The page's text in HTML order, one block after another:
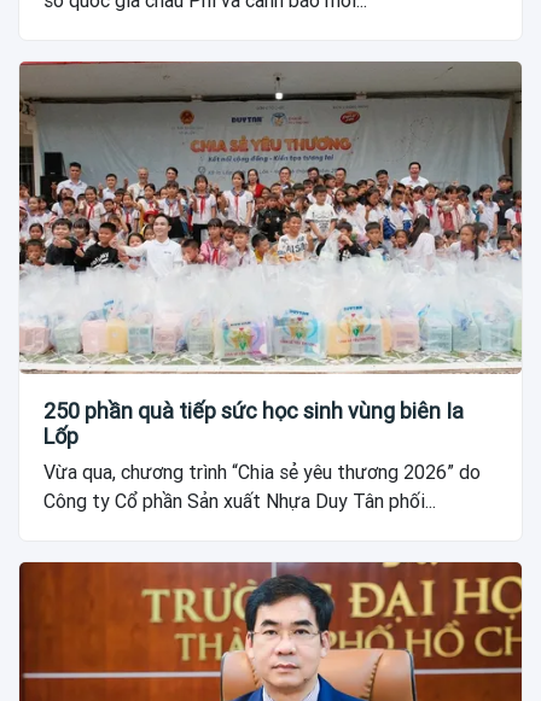
250 phần quà tiếp sức học sinh vùng biên Ia
Lốp
Vừa qua, chương trình “Chia sẻ yêu thương 2026” do
Công ty Cổ phần Sản xuất Nhựa Duy Tân phối...